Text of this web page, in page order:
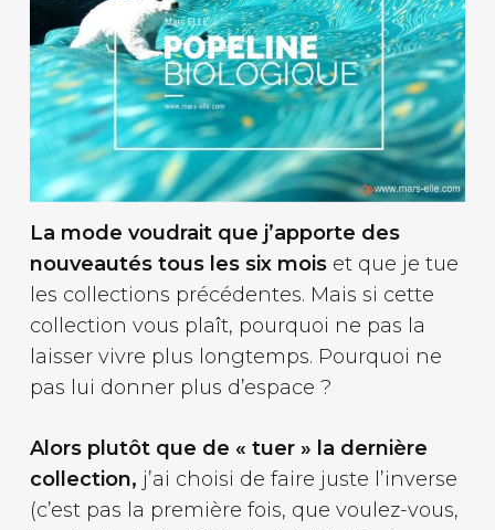
La mode voudrait que j’apporte des
nouveautés tous les six mois et que je tue
les collections précédentes. Mais si cette
collection vous plaît, pourquoi ne pas la
laisser vivre plus longtemps. Pourquoi ne
pas lui donner plus d’espace ?
Alors plutôt que de « tuer » la dernière
collection, j’ai choisi de faire juste l’inverse
(c’est pas la première fois, que voulez-vous,